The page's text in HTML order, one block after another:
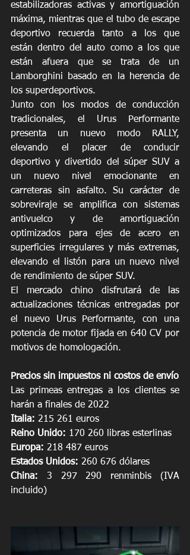
estabilizadoras activas y amortiguación
máxima, mientras que el tubo de escape
deportivo recuerda tanto a los que
están dentro del auto como a los que
están afuera que se trata de un
Lamborghini basado en la herencia de
los superdeportivos.
Junto con los modos de conducción
tradicionales, el Urus Performante
presenta un nuevo modo RALLY,
elevando el placer de conducir
deportivo y divertido del súper SUV a
un nuevo nivel emocionante en
carreteras sin asfalto. Su carácter de
sobreviraje se amplifica con sistemas
antivuelco y de amortiguación
optimizados para ejes de acero en
superficies irregulares y más extremas,
elevando el listón para un nuevo nivel
de rendimiento de súper SUV.
El mercado chino disfrutará de las
actualizaciones técnicas entregadas por
el nuevo Urus Performante, con una
potencia de motor fijada en 640 CV por
motivos de homologación.
Precios sin impuestos ni costos de envío
Las primeas entregas a los clientes se
harán a finales de 2022
Italia: 215 261 euros
Reino Unido: 170 260 libras esterlinas
Europa: 218 487 euros
Estados Unidos: 260 676 dólares
China: 3 297 290 renminbis (IVA
incluido)